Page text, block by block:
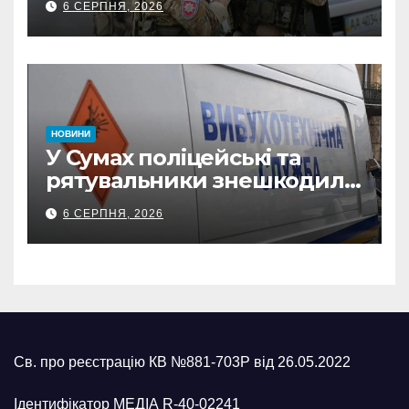
прокремлівського агітатора
з Охтирки
6 СЕРПНЯ, 2026
НОВИНИ
У Сумах поліцейські та
рятувальники знешкодили
500-кілограмову авіабомбу
росіян
6 СЕРПНЯ, 2026
Св. про реєстрацію КВ №881-703Р від 26.05.2022
Ідентифікатор МЕДІА R-40-02241